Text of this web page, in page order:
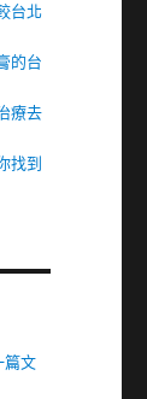
台北
的台
療去
找到
篇文